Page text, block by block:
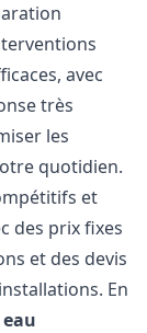
avec
très
les
quotidien.
et
des prix fixes
et des devis
En